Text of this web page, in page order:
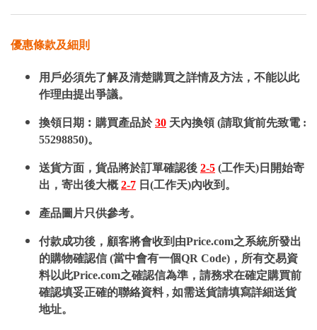
優惠條款及細則
用戶必須先了解及清楚購買之詳情及方法，不能以此
作理由提出爭議。
換領日期︰購買產品於30 天內換領 (請取貨前先致電 :
55298850)。
送貨方面，貨品將於訂單確認後 2-5 (工作天)日開始寄
出，寄出後大概2-7 日(工作天)內收到。
產品圖片只供參考。
付款成功後，顧客將會收到由Price.com之系統所發出
的購物確認信 (當中會有一個QR Code)，所有交易資
料以此Price.com之確認信為準，請務求在確定購買前
確認填妥正確的聯絡資料 , 如需送貨請填寫詳細送貨
地址。